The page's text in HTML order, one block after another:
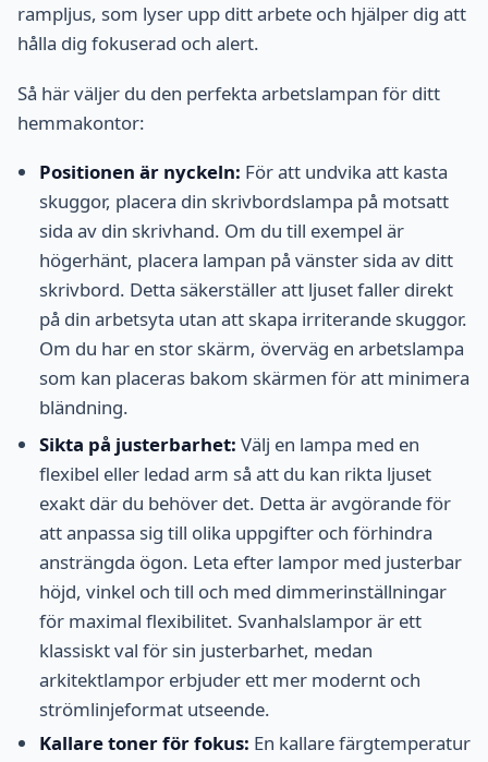
rampljus, som lyser upp ditt arbete och hjälper dig att
hålla dig fokuserad och alert.
Så här väljer du den perfekta arbetslampan för ditt
hemmakontor:
Positionen är nyckeln: För att undvika att kasta
skuggor, placera din skrivbordslampa på motsatt
sida av din skrivhand. Om du till exempel är
högerhänt, placera lampan på vänster sida av ditt
skrivbord. Detta säkerställer att ljuset faller direkt
på din arbetsyta utan att skapa irriterande skuggor.
Om du har en stor skärm, överväg en arbetslampa
som kan placeras bakom skärmen för att minimera
bländning.
Sikta på justerbarhet: Välj en lampa med en
flexibel eller ledad arm så att du kan rikta ljuset
exakt där du behöver det. Detta är avgörande för
att anpassa sig till olika uppgifter och förhindra
ansträngda ögon. Leta efter lampor med justerbar
höjd, vinkel och till och med dimmerinställningar
för maximal flexibilitet. Svanhalslampor är ett
klassiskt val för sin justerbarhet, medan
arkitektlampor erbjuder ett mer modernt och
strömlinjeformat utseende.
Kallare toner för fokus: En kallare färgtemperatur